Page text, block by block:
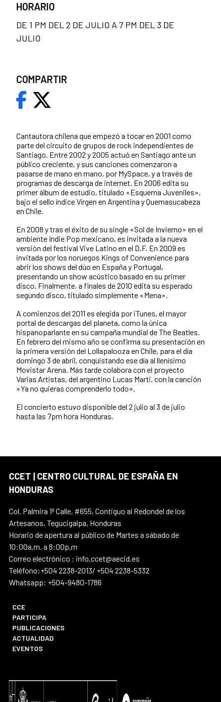
Cantautora chilena que empezó a tocar en 2001 como
parte del circuito de grupos de rock independientes de
Santiago. Entre 2002 y 2005 actuó en Santiago ante un
público creciente, y sus canciones comenzaron a
pasarse de mano en mano, por MySpace, y a través de
programas de descarga de internet. En 2006 edita su
primer álbum de estudio, titulado «Esquema Juveniles»,
bajo el sello índice Vírgen en Argentina y Quemasucabeza
en Chile.
En 2008 y tras el éxito de su single «Sol de Invierno» en el
ambiente Indie Pop mexicano, es invitada a la nueva
versión del festival Vive Latino en el D.F. En 2009 es
invitada por los noruegos Kings of Convenience para
abrir los shows del dúo en España y Portugal,
presentando un show acústico basado en su primer
disco. Finalmente, a finales de 2010 edita su esperado
segundo disco, titulado simplemente «Mena».
A comienzos del 2011 es elegida por iTunes, el mayor
portal de descargas del planeta, como la única
hispanoparlante en su campaña mundial de The Beatles.
En febrero del mismo año se confirma su presentación en
la primera versión del Lollapalooza en Chile, para el día
domingo 3 de abril, conquistando ese día al llenísimo
Movistar Arena. Más tarde colabora con el proyecto
Varias Artistas, del argentino Lucas Marti, con la canción
«Ya no quieras comprenderlo todo».
El concierto estuvo disponible del 2 julio al 3 de julio
hasta las 7pm hora Honduras.
HORARIO
DE 1 PM DEL 2 DE JULIO A 7 PM DEL 3 DE
JULIO
COMPARTIR
CCET | CENTRO CULTURAL DE ESPAÑA EN
HONDURAS
Col. Palmira 1ª Calle, #655, Contiguo al Redondel de los
Artesanos, Tegucigalpa, Honduras
Horario de apertura al público de Martes a sábado de
10:00a.m. a 8:00p.m
Correo electrónico : info.ccet@aecid.es
Teléfono:+504 2238-2013/ +504 2238-5332
Whatsapp: +504-9480-1786
CCE
PARTICIPA
PUBLICACIONES
ACTUALIDAD
EVENTOS